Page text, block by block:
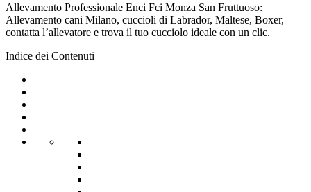
Allevamento Professionale Enci Fci Monza San Fruttuoso:
Allevamento cani Milano, cuccioli di Labrador, Maltese, Boxer,
contatta l’allevatore e trova il tuo cucciolo ideale con un clic.
Indice dei Contenuti